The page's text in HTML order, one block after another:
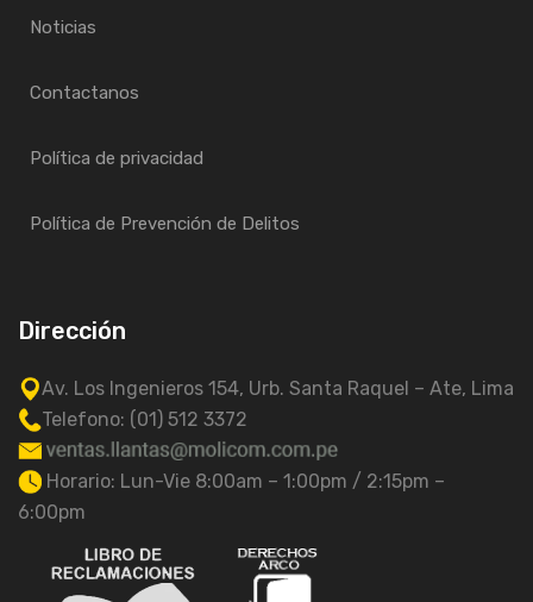
Noticias
Contactanos
Política de privacidad
Política de Prevención de Delitos
Dirección
Av. Los Ingenieros 154, Urb. Santa Raquel – Ate, Lima
Telefono: (01) 512 3372
Horario: Lun-Vie 8:00am – 1:00pm / 2:15pm –
6:00pm